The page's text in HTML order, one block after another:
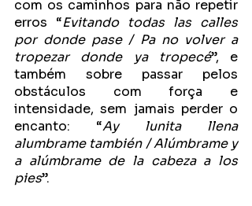
com os caminhos para não repetir
erros “Evitando todas las calles
por donde pase / Pa no volver a
tropezar donde ya tropecé”, e
também sobre passar pelos
obstáculos com força e
intensidade, sem jamais perder o
encanto: “Ay lunita llena
alumbrame también / Alúmbrame y
a alúmbrame de la cabeza a los
pies”.